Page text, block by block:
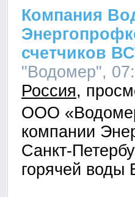
Компания
счетчиков
"Водомер",
Россия
ООО
компании
Санкт-
горячей